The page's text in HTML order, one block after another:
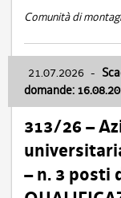
Comunità di
21.07.2026 -
domande:
313/26 –
– n. 3 posti